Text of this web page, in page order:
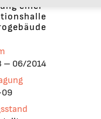
einer
– 06/2014